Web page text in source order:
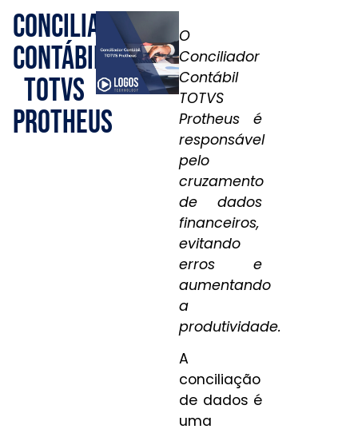
Conciliador
Contábil
TOTVS
Protheus
O
Conciliador
Contábil
TOTVS
Protheus é
responsável
pelo
cruzamento
de dados
financeiros,
evitando
erros e
aumentando
a
produtividade.
A
conciliação
de dados é
uma